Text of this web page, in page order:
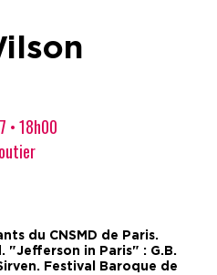
• 18h00
du CNSMD de Paris.
"Jefferson in Paris" : G.B.
Festival Baroque de